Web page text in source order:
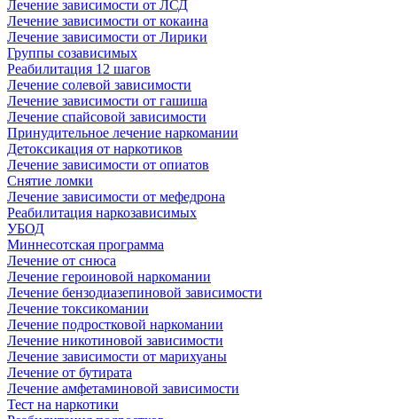
Лечение зависимости от ЛСД
Лечение зависимости от кокаина
Лечение зависимости от Лирики
Группы созависимых
Реабилитация 12 шагов
Лечение солевой зависимости
Лечение зависимости от гашиша
Лечение спайсовой зависимости
Принудительное лечение наркомании
Детоксикация от наркотиков
Лечение зависимости от опиатов
Снятие ломки
Лечение зависимости от мефедрона
Реабилитация наркозависимых
УБОД
Миннесотская программа
Лечение от снюса
Лечение героиновой наркомании
Лечение бензодиазепиновой зависимости
Лечение токсикомании
Лечение подростковой наркомании
Лечение никотиновой зависимости
Лечение зависимости от марихуаны
Лечение от бутирата
Лечение амфетаминовой зависимости
Тест на наркотики